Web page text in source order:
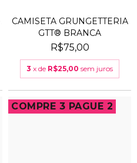
CAMISETA GRUNGETTERIA
GTT® BRANCA
R$75,00
3 x de R$25,00 sem juros
COMPRE 3 PAGUE 2